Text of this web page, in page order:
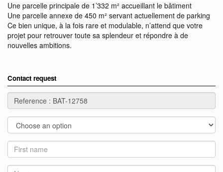
Une parcelle principale de 1’332 m² accueillant le bâtiment
Une parcelle annexe de 450 m² servant actuellement de parking
Ce bien unique, à la fois rare et modulable, n’attend que votre
projet pour retrouver toute sa splendeur et répondre à de
nouvelles ambitions.
Contact request